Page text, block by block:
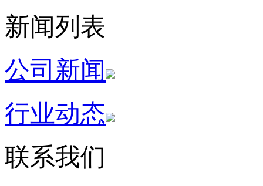
新闻列表
公司新闻
行业动态
联系我们